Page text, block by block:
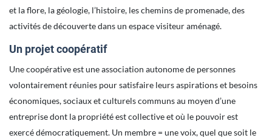
et la flore, la géologie, l’histoire, les chemins de promenade, des
activités de découverte dans un espace visiteur aménagé.
Un projet coopératif
Une coopérative est une association autonome de personnes
volontairement réunies pour satisfaire leurs aspirations et besoins
économiques, sociaux et culturels communs au moyen d’une
entreprise dont la propriété est collective et où le pouvoir est
exercé démocratiquement. Un membre = une voix, quel que soit le